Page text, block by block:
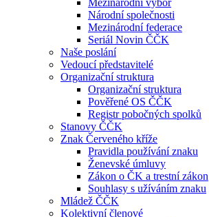
Mezinárodní výbor
Národní společnosti
Mezinárodní federace
Seriál Novin ČČK
Naše poslání
Vedoucí představitelé
Organizační struktura
Organizační struktura
Pověřené OS ČČK
Registr pobočných spolků
Stanovy ČČK
Znak Červeného kříže
Pravidla používání znaku
Ženevské úmluvy
Zákon o ČK a trestní zákon
Souhlasy s užíváním znaku
Mládež ČČK
Kolektivní členové